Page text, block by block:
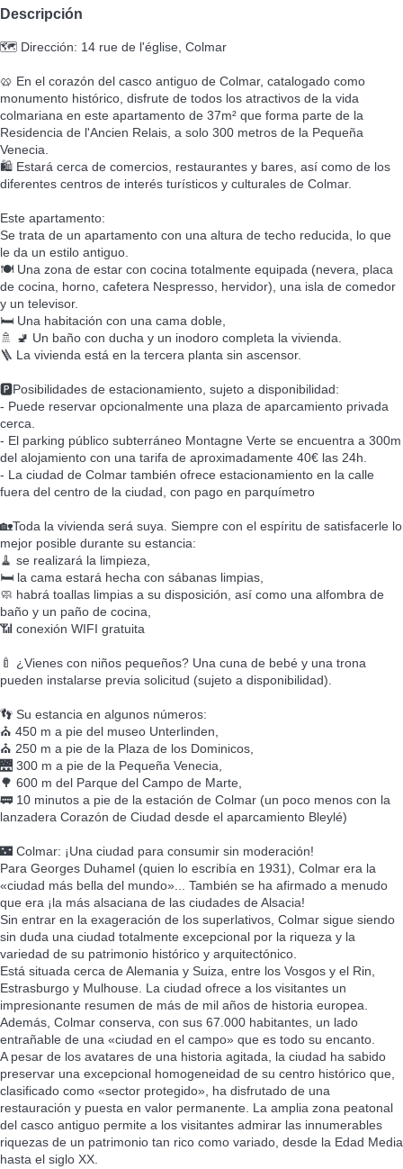
Descripción
🗺️ Dirección: 14 rue de l'église, Colmar
🥨 En el corazón del casco antiguo de Colmar, catalogado como
monumento histórico, disfrute de todos los atractivos de la vida
colmariana en este apartamento de 37m² que forma parte de la
Residencia de l'Ancien Relais, a solo 300 metros de la Pequeña
Venecia.
🛍️ Estará cerca de comercios, restaurantes y bares, así como de los
diferentes centros de interés turísticos y culturales de Colmar.
Este apartamento:
Se trata de un apartamento con una altura de techo reducida, lo que
le da un estilo antiguo.
🍽️ Una zona de estar con cocina totalmente equipada (nevera, placa
de cocina, horno, cafetera Nespresso, hervidor), una isla de comedor
y un televisor.
🛏️ Una habitación con una cama doble,
🚿 🚽 Un baño con ducha y un inodoro completa la vivienda.
🪜 La vivienda está en la tercera planta sin ascensor.
🅿️Posibilidades de estacionamiento, sujeto a disponibilidad:
- Puede reservar opcionalmente una plaza de aparcamiento privada
cerca.
- El parking público subterráneo Montagne Verte se encuentra a 300m
del alojamiento con una tarifa de aproximadamente 40€ las 24h.
- La ciudad de Colmar también ofrece estacionamiento en la calle
fuera del centro de la ciudad, con pago en parquímetro
🏡Toda la vivienda será suya. Siempre con el espíritu de satisfacerle lo
mejor posible durante su estancia:
🧹 se realizará la limpieza,
🛏️ la cama estará hecha con sábanas limpias,
🧼 habrá toallas limpias a su disposición, así como una alfombra de
baño y un paño de cocina,
📶 conexión WIFI gratuita
🍼 ¿Vienes con niños pequeños? Una cuna de bebé y una trona
pueden instalarse previa solicitud (sujeto a disponibilidad).
👣 Su estancia en algunos números:
⛪ 450 m a pie del museo Unterlinden,
⛪ 250 m a pie de la Plaza de los Dominicos,
🌉 300 m a pie de la Pequeña Venecia,
🌳 600 m del Parque del Campo de Marte,
🚃 10 minutos a pie de la estación de Colmar (un poco menos con la
lanzadera Corazón de Ciudad desde el aparcamiento Bleylé)
🌃 Colmar: ¡Una ciudad para consumir sin moderación!
Para Georges Duhamel (quien lo escribía en 1931), Colmar era la
«ciudad más bella del mundo»... También se ha afirmado a menudo
que era ¡la más alsaciana de las ciudades de Alsacia!
Sin entrar en la exageración de los superlativos, Colmar sigue siendo
sin duda una ciudad totalmente excepcional por la riqueza y la
variedad de su patrimonio histórico y arquitectónico.
Está situada cerca de Alemania y Suiza, entre los Vosgos y el Rin,
Estrasburgo y Mulhouse. La ciudad ofrece a los visitantes un
impresionante resumen de más de mil años de historia europea.
Además, Colmar conserva, con sus 67.000 habitantes, un lado
entrañable de una «ciudad en el campo» que es todo su encanto.
A pesar de los avatares de una historia agitada, la ciudad ha sabido
preservar una excepcional homogeneidad de su centro histórico que,
clasificado como «sector protegido», ha disfrutado de una
restauración y puesta en valor permanente. La amplia zona peatonal
del casco antiguo permite a los visitantes admirar las innumerables
riquezas de un patrimonio tan rico como variado, desde la Edad Media
hasta el siglo XX.